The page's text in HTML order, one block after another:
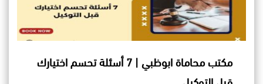
مكتب محاماة ابوظبي | 7 أسئلة تحسم اختيارك